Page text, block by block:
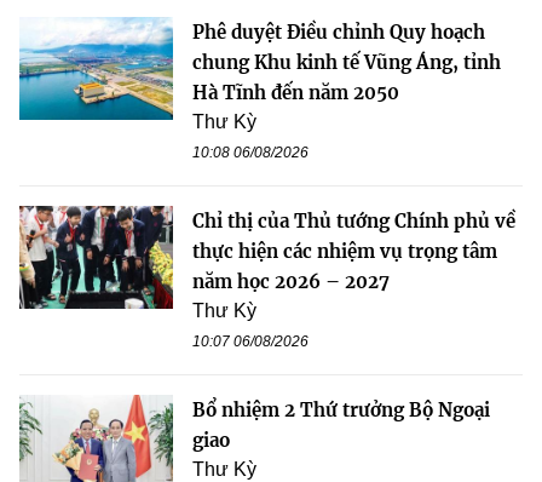
Phê duyệt Điều chỉnh Quy hoạch
chung Khu kinh tế Vũng Áng, tỉnh
Hà Tĩnh đến năm 2050
Thư Kỳ
10:08 06/08/2026
Chỉ thị của Thủ tướng Chính phủ về
thực hiện các nhiệm vụ trọng tâm
năm học 2026 – 2027
Thư Kỳ
10:07 06/08/2026
Bổ nhiệm 2 Thứ trưởng Bộ Ngoại
giao
Thư Kỳ